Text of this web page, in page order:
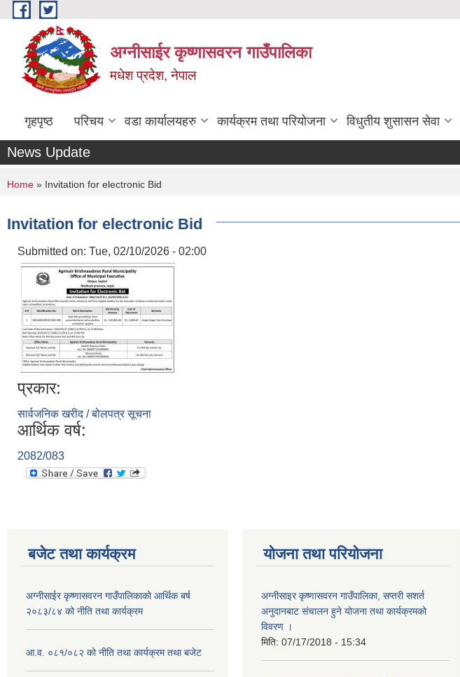
Skip to main content
अग्नीसाईर कृष्णासवरन गाउँपालिका
मधेश प्रदेश, नेपाल
गृहपृष्ठ परिचय वडा कार्यालयहरु कार्यक्रम तथा परियोजना विधुतीय शुसासन सेवा
News Update
You are here
Home » Invitation for electronic Bid
Invitation for electronic Bid
Submitted on: Tue, 02/10/2026 - 02:00
प्रकार:
सार्वजनिक खरीद / बोलपत्र सूचना
आर्थिक वर्ष:
2082/083
बजेट तथा कार्यक्रम
अग्नीसाईर कृष्णासवरन गाउँपालिकाको आर्थिक बर्ष
२०८३/८४ को नीति तथा कार्यक्रम
आ.व. ०८१/०८२ को नीति तथा कार्यक्रम तथा बजेट
योजना तथा परियोजना
अग्नीसाइर कृष्णासवरन गाउँपालिका, सप्तरी सशर्त
अनुदानबाट संचालन हुने योजना तथा कार्यक्रमको
विवरण ।
मिति: 07/17/2018 - 15:34